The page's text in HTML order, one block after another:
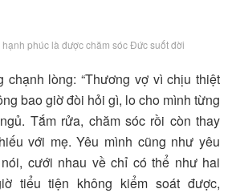
phúc là được chăm sóc Đức suốt đời​
lòng: “Thương vợ vì chịu thiệt
bao giờ đòi hỏi gì, lo cho mình từng
Tắm rửa, chăm sóc rồi còn thay
với mẹ. Yêu mình cũng như yêu
cưới nhau về chỉ có thể như hai
tiểu tiện không kiểm soát được,